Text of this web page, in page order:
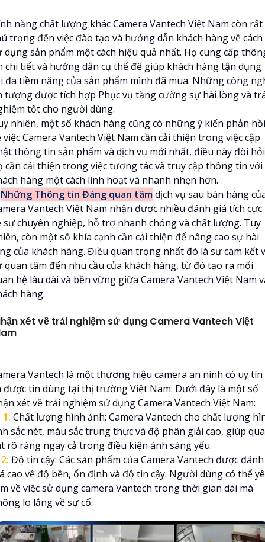
năng chất lượng khác Camera Vantech Việt Nam còn rất
trọng đến việc đào tạo và hướng dẫn khách hàng về cách
dụng sản phẩm một cách hiệu quả nhất. Họ cung cấp
chi tiết và hướng dẫn cụ thể để giúp khách hàng tận dụng
đa tiềm năng của sản phẩm mình đã mua. Những công
tượng được tích hợp Phục vụ tăng cường sự hài lòng và
tốt cho người dùng.
nhiên, một số khách hàng cũng có những ý kiến phản hồi
việc Camera Vantech Việt Nam cần cải thiện trong việc cập
thông tin sản phẩm và dịch vụ mới nhất, điều này đòi hỏi
cần cải thiện trong việc tương tác và truy cập thông tin với
hàng một cách linh hoạt và nhanh nhẹn hơn.
Những Thông tin Đáng quan tâmdịch vụ sau bán hàng
Vantech Việt Nam nhận được nhiều đánh giá tích cực
sự chuyên nghiệp, hỗ trợ nhanh chóng và chất lượng. Tuy
còn một số khía cạnh cần cải thiện để nâng cao sự hài
của khách hàng. Điều quan trọng nhất đó là sự cam kết
quan tâm đến nhu cầu của khách hàng, từ đó tạo ra mối
hệ lâu dài và bền vững giữa Camera Vantech Việt Nam
hàng.
xét về trải nghiệm sử dụng Camera Vantech Việt
Vantech là một thương hiệu camera an ninh có uy tín
được tin dùng tại thị trường Việt Nam. Dưới đây là một số
xét về trải nghiệm sử dụng Camera Vantech Việt Nam:
1: Chất lượng hình ảnh: Camera Vantech cho chất lượng
sắc nét, màu sắc trung thực và độ phân giải cao, giúp
rõ ràng ngay cả trong điều kiện ánh sáng yếu.
2: Độ tin cậy: Các sản phẩm của Camera Vantech được đánh
cao về độ bền, ổn định và độ tin cậy. Người dùng có thể
về việc sử dụng camera Vantech trong thời gian dài mà
lo lắng về sự cố.